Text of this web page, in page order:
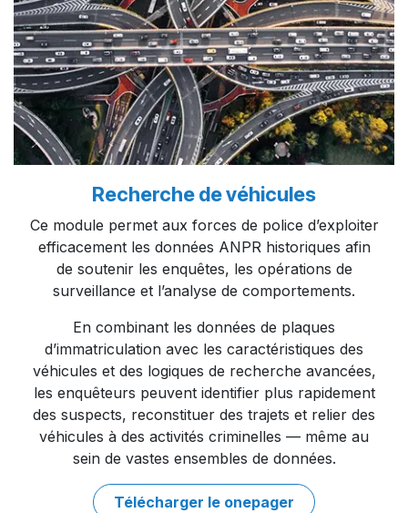
Recherche de véhicules​
Ce module permet aux forces de police d’exploiter
efficacement les données ANPR historiques afin
de soutenir les enquêtes, les opérations de
surveillance et l’analyse de comportements.​
En combinant les données de plaques
d’immatriculation avec les caractéristiques des
véhicules et des logiques de recherche avancées,
les enquêteurs peuvent identifier plus rapidement
des suspects, reconstituer des trajets et relier des
véhicules à des activités criminelles — même au
sein de vastes ensembles de données.​
Télécharger le onepager